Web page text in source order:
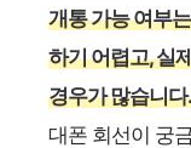
개통 가능 여부
하기 어렵고, 실
경우가 많습니다.
대폰 회선이 궁